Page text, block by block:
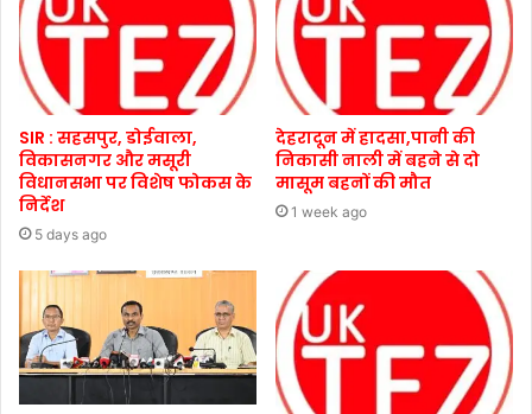
SIR : सहसपुर, डोईवाला,
विकासनगर और मसूरी
विधानसभा पर विशेष फोकस के
निर्देश
5 days ago
देहरादून में हादसा,पानी की
निकासी नाली में बहने से दो
मासूम बहनों की मौत
1 week ago